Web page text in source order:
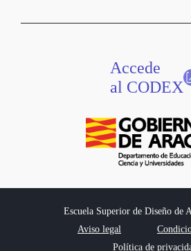
Accede
al CODEX
Escuela Superior de Diseño de
Aviso legal
Política de